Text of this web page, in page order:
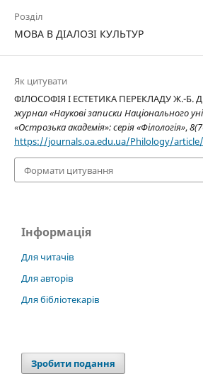
Розділ
МОВА В ДІАЛОЗІ КУЛЬТУР
Як цитувати
ФІЛОСОФІЯ І ЕСТЕТИКА ПЕРЕКЛАДУ Ж.-Б.
журнал «Наукові записки Національного
«Острозька академія»: серія «Філологія»,
https://journals.oa.edu.ua/Philology/
Формати цитування
Інформація
Для читачів
Для авторів
Для бібліотекарів
Зробити подання